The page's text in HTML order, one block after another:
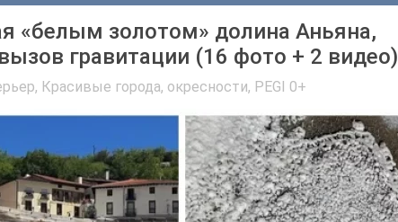
«белым золотом» долина Аньяна,
гравитации (16 фото + 2 видео)
, Красивые города, окресности, PEGI 0+